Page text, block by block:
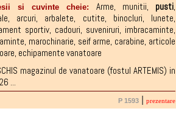
si cuvinte cheie: Arme, munitii, pusti,
, arcuri, arbalete, cutite, binocluri, lunete,
sportiv, cadouri, suveniruri, imbracaminte,
, marochinarie, seif arme, carabine, articole
, echipamente vanatoare
magazinul de vanatoare (fostul ARTEMIS) in
...
P 1593 prezentare